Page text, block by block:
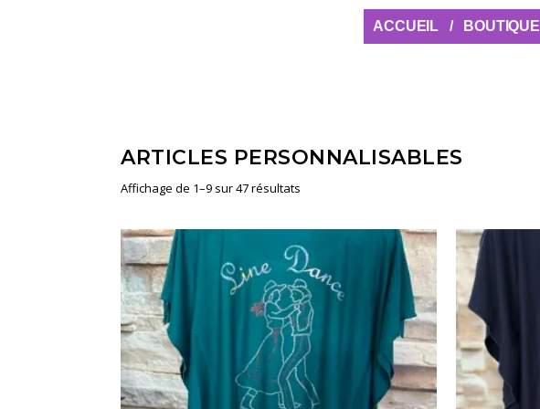
ACCUEIL / BOUTIQUE
ARTICLES PERSONNALISABLES
Affichage de 1–9 sur 47 résultats